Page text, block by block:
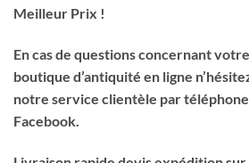
Meilleur Prix !
En cas de questions concernant
boutique d’antiquité en ligne
notre service clientèle par
Facebook.